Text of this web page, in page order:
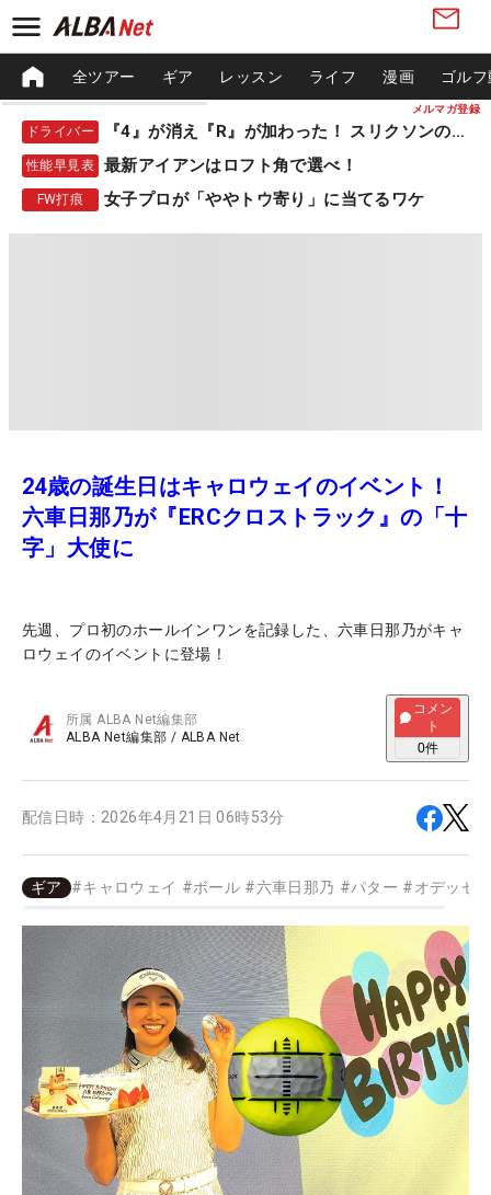
メルマガ登録
全ツアー ギア レッスン ライフ 漫画 ゴル
ドライバー 『4』が消え『R』が加わった！ スリクソンの新作
性能早見表 最新アイアンはロフト角で選べ！
FW打痕 女子プロが「ややトウ寄り」に当てるワケ
24歳の誕生日はキャロウェイのイベント！
六車日那乃が『ERCクロストラック』の「十
字」大使に
先週、プロ初のホールインワンを記録した、六車日那乃がキャ
ロウェイのイベントに登場！
所属ALBA Net編集部
ALBA Net編集部 / ALBA Net
コメン
ト
0件
配信日時： 2026年4月21日 06時53分
ギア #キャロウェイ #ボール #六車日那乃 #パター #オデッセ